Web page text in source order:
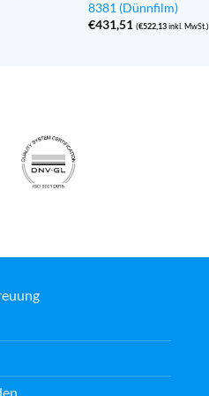
8381 (Dünnfilm)
€431,51 (€522,13inkl. MwSt.)